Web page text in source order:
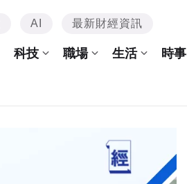
AI 最新財經資訊
科技 職場 生活 時事